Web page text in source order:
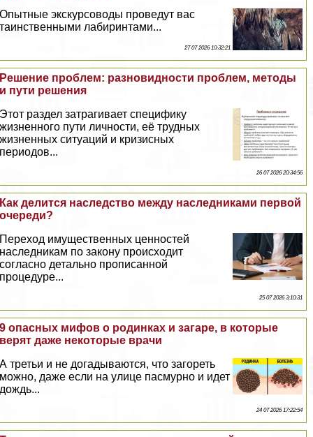
Опытные экскурсоводы проведут вас
таинственными лабиринтами...
27 07 2026 10:32:21
Решение проблем: разновидности проблем, методы
и пути решения
Этот раздел затрагивает специфику
жизненного пути личности, её трудных
жизненных ситуаций и кризисных
периодов...
26 07 2026 20:34:56
Как делится наследство между наследниками первой
очереди?
Переход имущественных ценностей
наследникам по закону происходит
согласно детально прописанной
процедуре...
25 07 2026 3:10:31
9 опасных мифов о родинках и загаре, в которые
верят даже некоторые врачи
А третьи и не догадываются, что загореть
можно, даже если на улице пасмурно и идет
дождь...
24 07 2026 17:22:54